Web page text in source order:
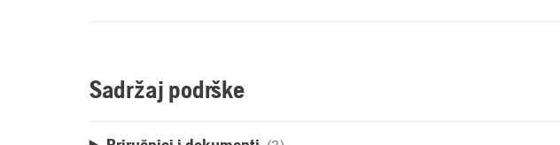
Sadržaj podrške